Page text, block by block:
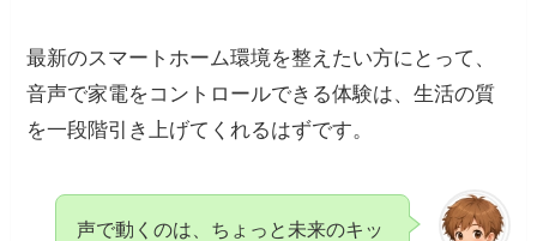
最新のスマートホーム環境を整えたい方にとって、
音声で家電をコントロールできる体験は、生活の質
を一段階引き上げてくれるはずです。
声で動くのは、ちょっと未来のキッ